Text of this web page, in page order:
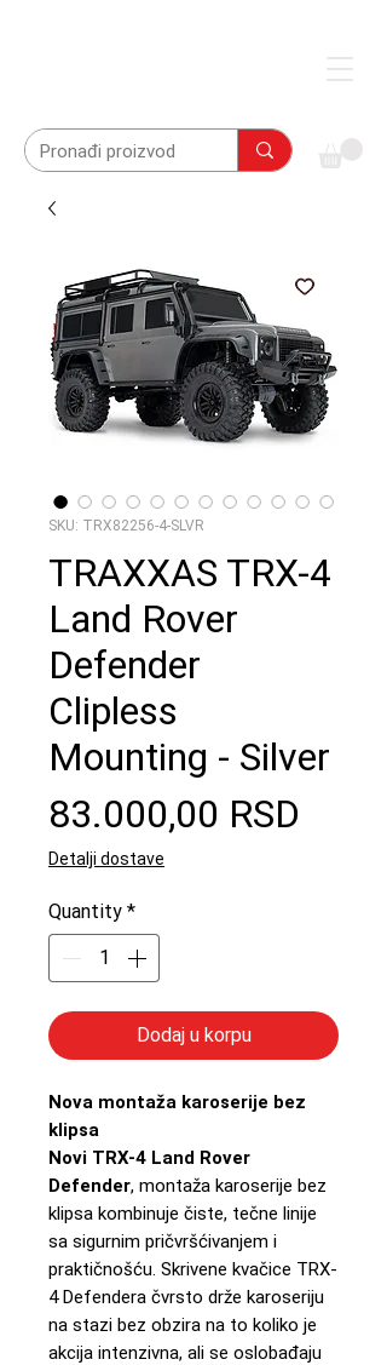
SKU: TRX82256-4-SLVR
TRAXXAS TRX-4
Land Rover
Defender
Clipless
Mounting - Silver
83.000,00 RSD
Detalji dostave
Quantity *
Dodaj u korpu
Nova montaža karoserije bez
klipsa
Novi TRX-4 Land Rover
Defender, montaža karoserije bez
klipsa kombinuje čiste, tečne linije
sa sigurnim pričvršćivanjem i
praktičnošću. Skrivene kvačice TRX-
4 Defendera čvrsto drže karoseriju
na stazi bez obzira na to koliko je
akcija intenzivna, ali se oslobađaju